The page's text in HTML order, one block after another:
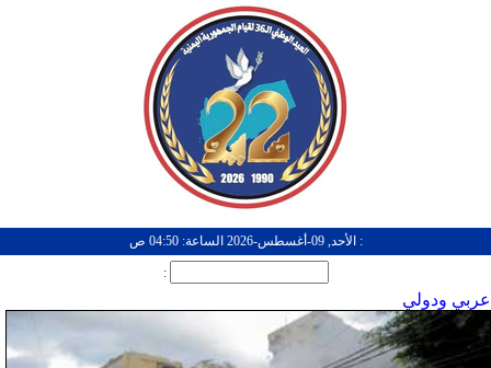
: الأحد, 09-أغسطس-2026 الساعة: 04:50 ص
:
عربي ودولي